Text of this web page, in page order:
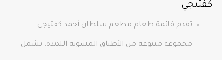
كفتيجي
تقدم قائمة طعام مطعم سلطان أحمد كفتيجي
مجموعة متنوعة من الأطباق المشوية اللذيذة. تشمل